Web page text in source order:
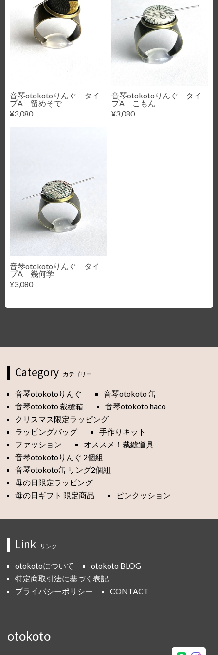
音琴otokotoりんぐ タイ
プA 留めそで
¥3,080
音琴otokotoりんぐ タイ
プA こもん
¥3,080
音琴otokotoりんぐ タイ
プA 幾何学
¥3,080
Category カテゴリー
音琴otokotoりんぐ
音琴otokoto 缶
音琴otokoto 裁縫箱
音琴otokoto haco
クリスマス限定ラッピング
ラッピングバッグ
手作りキット
ファッション
オススメ！裁縫道具
音琴otokotoりんぐ 2個組
音琴otokoto缶 リング2個組
母の日限定ラッピング
母の日ギフト 限定商品
ピンクッション
Link リンク
otokotoについて
otokoto BLOG
特定商取引法に基づく表記
プライバシーポリシー
CONTACT
otokoto